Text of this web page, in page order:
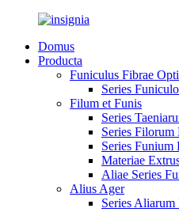
Domus
Producta
Funiculus Fibrae
Series
Filum et Funis
Series
Series
Series Funium
Materiae
Aliae Series
Alius Ager
Series